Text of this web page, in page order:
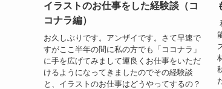
イラストのお仕事をした経験談（コ
コナラ編）
お久しぶりです。アンザイです。さて早速で
すがここ半年の間に私の方でも「ココナラ」
に手を広げてみまして運良くお仕事をいただ
けるようになってきましたのでその経験談
と、イラストのお仕事はどうやってするの？